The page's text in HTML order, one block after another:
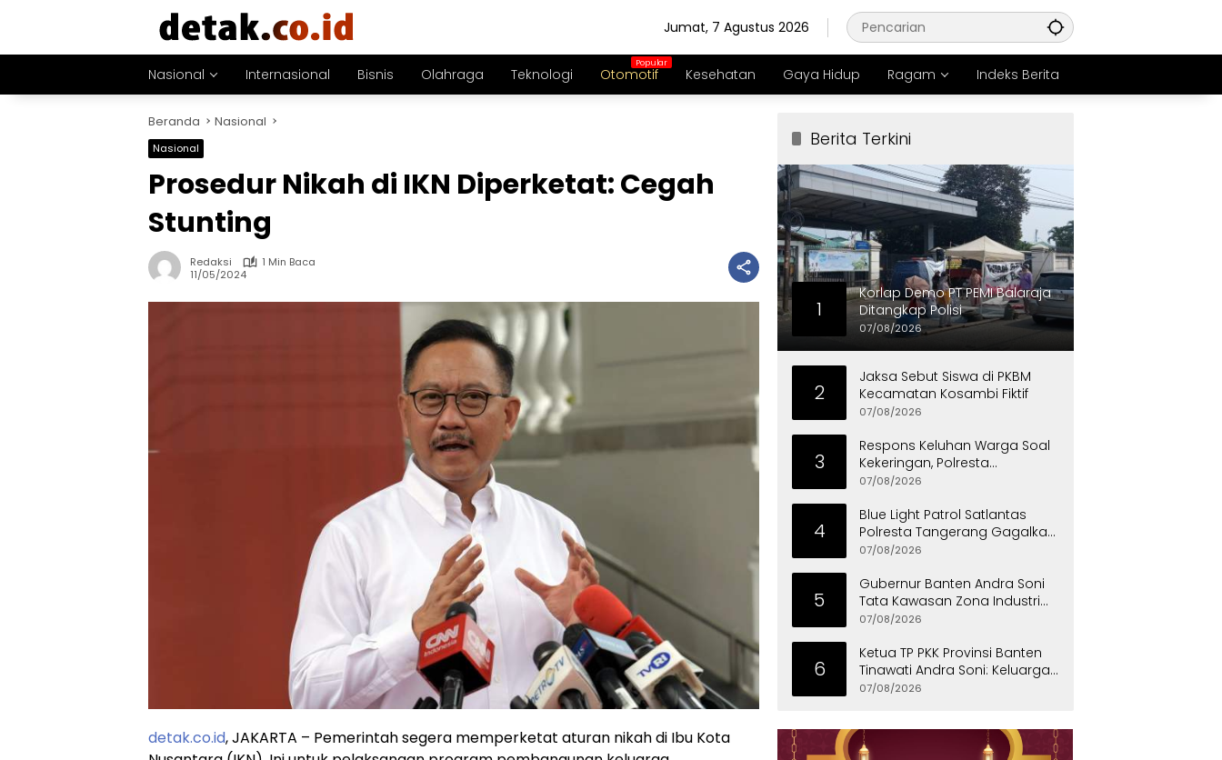
Jumat, 7 Agustus 2026
Nasional Internasional Bisnis Olahraga Teknologi Otomotif Kesehatan Gaya Hidup Ragam Indeks Berita
Beranda Nasional
Nasional
Prosedur Nikah di IKN Diperketat: Cegah
Stunting
Redaksi
1 Min Baca
11/05/2024
detak.co.id, JAKARTA – Pemerintah segera memperketat aturan nikah di Ibu Kota
Berita Terkini
1
Korlap Demo PT PEMI Balaraja
Ditangkap Polisi
07/08/2026
2
Jaksa Sebut Siswa di PKBM
Kecamatan Kosambi Fiktif
07/08/2026
3
Respons Keluhan Warga Soal
Kekeringan, Polresta
Tangerang Salurkan Bantuan
07/08/2026
4
Blue Light Patrol Satlantas
Polresta Tangerang Gagalkan
Aksi Curanmor, Dua Pria
07/08/2026
5
Gubernur Banten Andra Soni
Tata Kawasan Zona Industri
Serang Barat
07/08/2026
6
Ketua TP PKK Provinsi Banten
Tinawati Andra Soni: Keluarga
Adalah Sekolah Pertama
07/08/2026